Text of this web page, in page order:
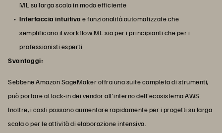
ML su larga scala in modo efficiente
Interfaccia intuitiva e funzionalità automatizzate che
semplificano il workflow ML sia per i principianti che per i
professionisti esperti
Svantaggi:
Sebbene Amazon SageMaker offra una suite completa di strumenti,
può portare al lock-in dei vendor all'interno dell'ecosistema AWS.
Inoltre, i costi possono aumentare rapidamente per i progetti su larga
scala o per le attività di elaborazione intensiva.